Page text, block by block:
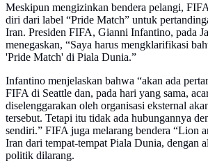
Meskipun mengizinkan bendera pelangi,
diri dari label “Pride Match” untuk
Iran. Presiden FIFA, Gianni Infantino, pada
menegaskan, “Saya harus mengklarifikasi
'Pride Match' di Piala Dunia.”
Infantino menjelaskan bahwa “akan ada
FIFA di Seattle dan, pada hari yang sama,
diselenggarakan oleh organisasi eksternal
tersebut. Tetapi itu tidak ada hubungannya
sendiri.” FIFA juga melarang bendera “Lion
Iran dari tempat-tempat Piala Dunia, dengan
politik dilarang.